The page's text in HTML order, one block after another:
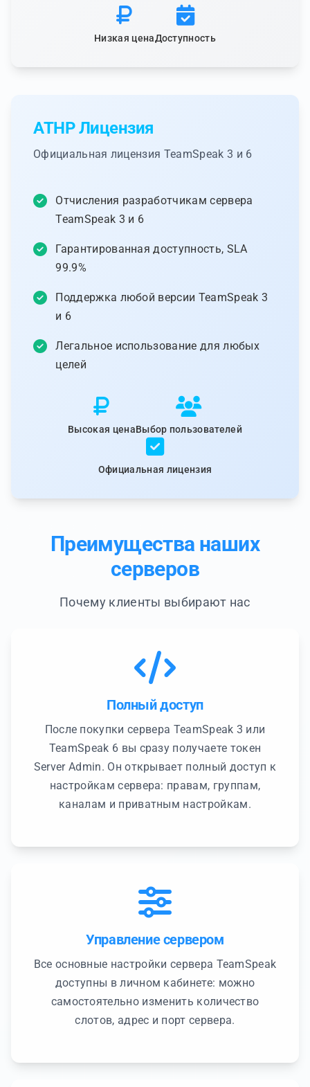
Низкая ценаДоступность
ATHP Лицензия
Официальная лицензия TeamSpeak 3 и 6
Отчисления разработчикам сервера
TeamSpeak 3 и 6
Гарантированная доступность, SLA
99.9%
Поддержка любой версии TeamSpeak 3
и 6
Легальное использование для любых
целей
Высокая ценаВыбор пользователей
Официальная лицензия
Преимущества наших
серверов
Почему клиенты выбирают нас
Полный доступ
После покупки сервера TeamSpeak 3 или
TeamSpeak 6 вы сразу получаете токен
Server Admin. Он открывает полный доступ к
настройкам сервера: правам, группам,
каналам и приватным настройкам.
Управление сервером
Все основные настройки сервера TeamSpeak
доступны в личном кабинете: можно
самостоятельно изменить количество
слотов, адрес и порт сервера.